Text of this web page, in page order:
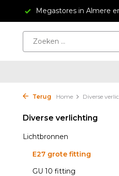
Klanten geven ons een
Terug Home Diverse
Diverse verlichting
Lichtbronnen
E27 grote fitting
GU 10 fitting